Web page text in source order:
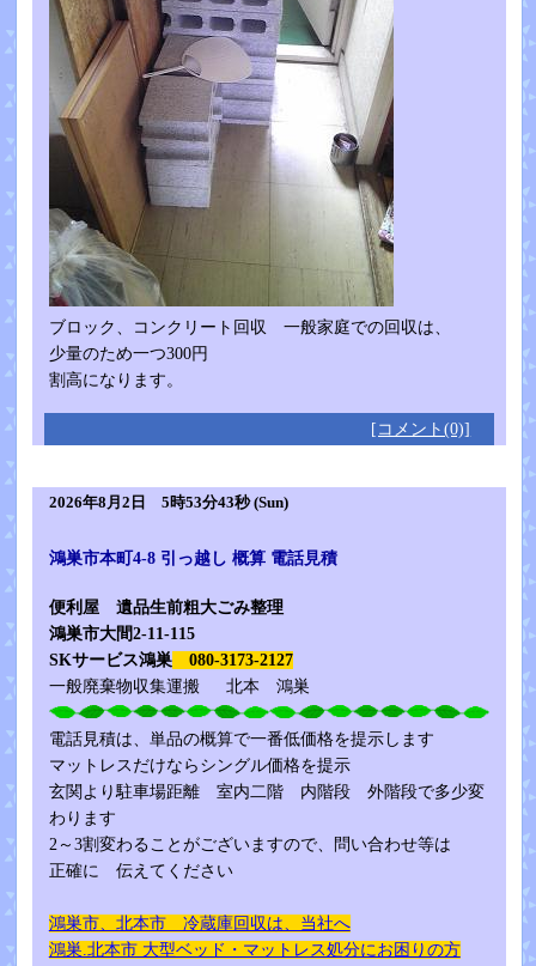
ブロック、コンクリート回収 一般家庭での回収は、
少量のため一つ300円
割高になります。
[コメント(0)]
2026年8月2日 5時53分43秒 (Sun)
鴻巣市本町4-8 引っ越し 概算 電話見積
便利屋 遺品生前粗大ごみ整理
鴻巣市大間2-11-115
SKサービス鴻巣080-3173-2127
一般廃棄物収集運搬 北本 鴻巣
電話見積は、単品の概算で一番低価格を提示します
マットレスだけならシングル価格を提示
玄関より駐車場距離 室内二階 内階段 外階段で多少変
わります
2～3割変わることがございますので、問い合わせ等は
正確に 伝えてください
鴻巣市、北本市 冷蔵庫回収は、当社へ
鴻巣.北本市 大型ベッド・マットレス処分にお困りの方